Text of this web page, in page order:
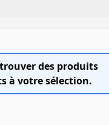
des produits
à votre sélection.